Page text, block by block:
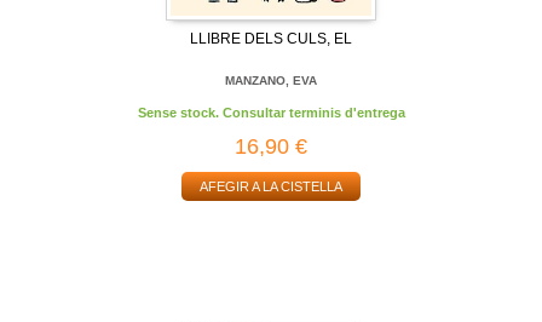
LLIBRE DELS CULS, EL
MANZANO, EVA
Sense stock. Consultar terminis d'entrega
16,90 €
AFEGIR A LA CISTELLA